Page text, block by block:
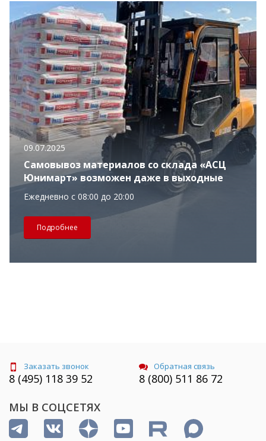
09.07.2025
Самовывоз материалов со склада «АСЦ
Юнимарт» возможен даже в выходные
Ежедневно с 08:00 до 20:00
Подробнее
Заказать звонок
8 (495) 118 39 52
Обратная связь
8 (800) 511 86 72
МЫ В СОЦСЕТЯХ